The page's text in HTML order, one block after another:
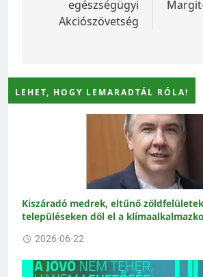
egészségügyi
Akciószövetség
LEHET, HOGY LEMARADTÁL RÓLA!
Kiszáradó medrek, eltűnő
településeken dől el a
2026-06-22